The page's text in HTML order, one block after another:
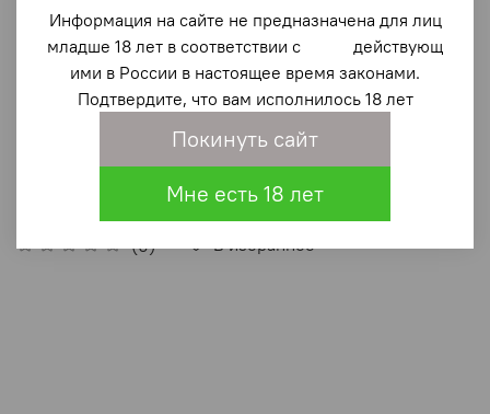
2513
Скульпторы Разумовские
(0) В избранное
280 ₽
Информация на сайте не предназначена для лиц
младше 18 лет в соответствии с действующ
ими в России в настоящее время законами.
Подтвердите, что вам исполнилось 18 лет
Покинуть сайт
Мне есть 18 лет